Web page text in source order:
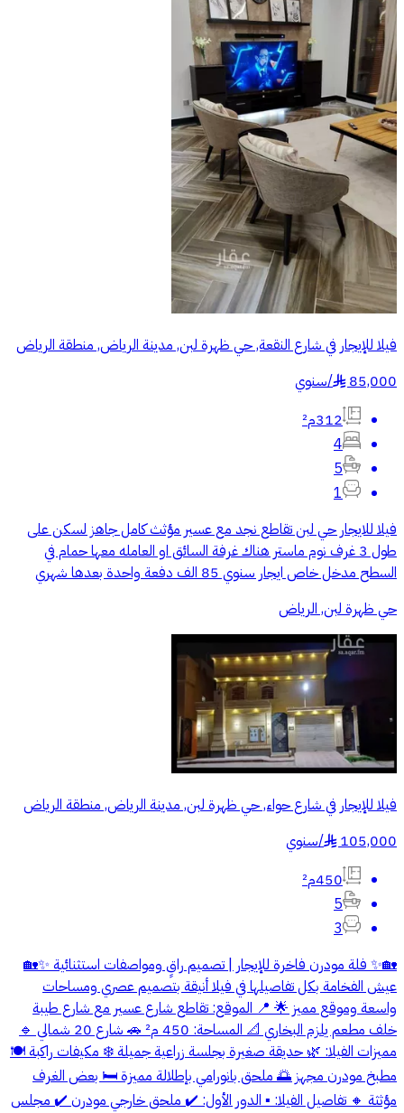
فيلا للإيجار في شارع النقعة, حي ظهرة لبن, مدينة الرياض, منطقة الرياض
85,000
§
/سنوي
312م²
4
5
1
فيلا للايجار حي لبن تقاطع نجد مع عسير مؤثث كامل جاهز لسكن على
طول 3 غرف نوم ماستر هناك غرفة السائق او العامله معها حمام في
السطح مدخل خاص ايجار سنوي 85 الف دفعة واحدة بعدها شهري
حي ظهرة لبن, الرياض
فيلا للإيجار في شارع حواء, حي ظهرة لبن, مدينة الرياض, منطقة الرياض
105,000
§
/سنوي
450م²
5
3
🏡✨ فلة مودرن فاخرة للإيجار | تصميم راقٍ ومواصفات استثنائية ✨🏡
عيش الفخامة بكل تفاصيلها في فيلا أنيقة بتصميم عصري ومساحات
واسعة وموقع مميز 🌟 📍 الموقع: تقاطع شارع عسير مع شارع طيبة
خلف مطعم يلزم البخاري 📐 المساحة: 450 م² 🚗 شارع 20 شمالي 🔹
مميزات الفيلا: 🌿 حديقة صغيرة بجلسة زراعية جميلة ❄️ مكيفات راكبة 🍽️
مطبخ مودرن مجهز 🌅 ملحق بانورامي بإطلالة مميزة 🛏️ بعض الغرف
مؤثثة 🔸 تفاصيل الفيلا: ▪️ الدور الأول: ✔️ ملحق خارجي مودرن ✔️ مجلس